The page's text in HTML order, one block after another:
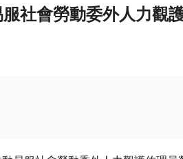
社會勞動委外人力觀